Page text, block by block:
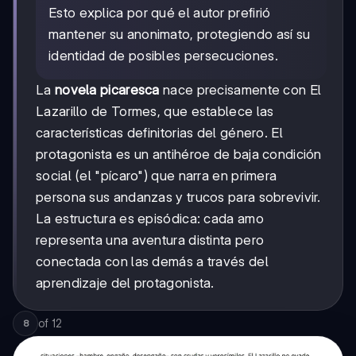
Esto explica por qué el autor prefirió
mantener su anonimato, protegiendo así su
identidad de posibles persecuciones.
La novela picaresca nace precisamente con El
Lazarillo de Tormes, que establece las
características definitorias del género. El
protagonista es un antihéroe de baja condición
social (el "pícaro") que narra en primera
persona sus andanzas y trucos para sobrevivir.
La estructura es episódica: cada amo
representa una aventura distinta pero
conectada con las demás a través del
aprendizaje del protagonista.
8 of 12